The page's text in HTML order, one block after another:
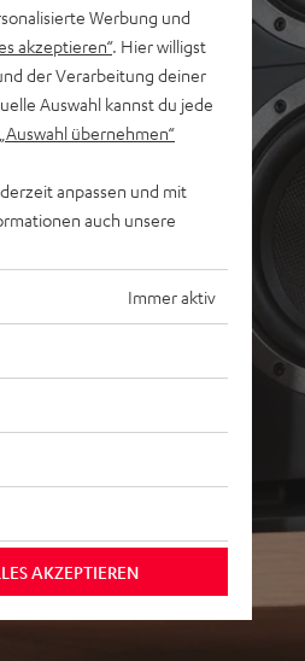
Werbung und
akzeptieren“. Hier willigst
der Verarbeitung deiner
Auswahl kannst du jede
„Auswahl übernehmen“
anpassen und mit
auch unsere
Immer aktiv
AKZEPTIEREN